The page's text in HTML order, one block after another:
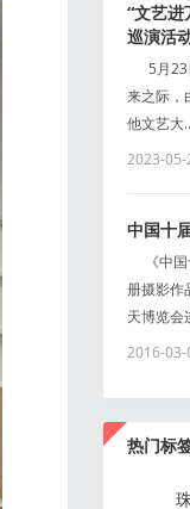
“文艺
巡演活
5月23
来之际，
他文艺大
2023-
中国十
《中国
册摄影作
天博览会
2016-03-
热门标